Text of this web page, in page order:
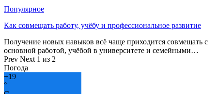
Популярное
Как совмещать работу, учёбу и профессиональное развитие
Получение новых навыков всё чаще приходится совмещать с
основной работой, учёбой в университете и семейными…
Prev Next 1 из 2
Погода
+19
°